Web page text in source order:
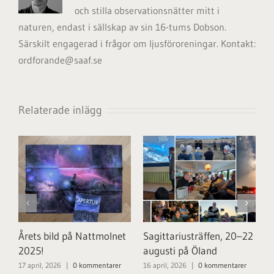
och stilla observationsnätter mitt i
naturen, endast i sällskap av sin 16-tums Dobson.
Särskilt engagerad i frågor om ljusföroreningar. Kontakt:
ordforande@saaf.se
Relaterade inlägg
Årets bild på Nattmolnet
2025!
17 april, 2026 | 0 kommentarer
Sagittariusträffen, 20–22
augusti på Öland
16 april, 2026 | 0 kommentarer